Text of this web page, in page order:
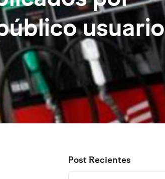
usuario
Post Recientes